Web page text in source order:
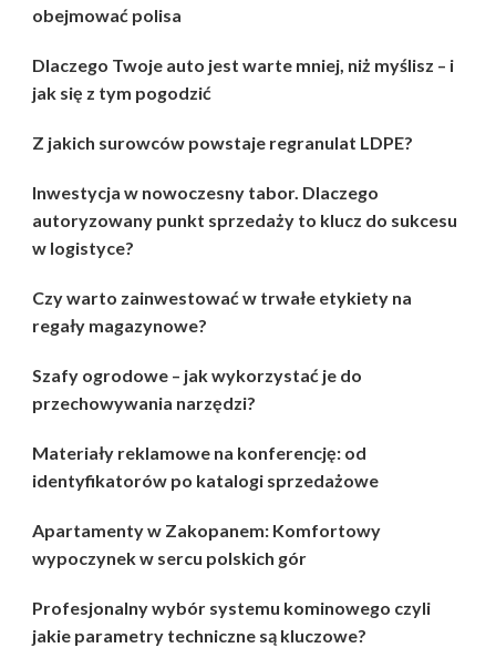
obejmować polisa
Dlaczego Twoje auto jest warte mniej, niż myślisz – i
jak się z tym pogodzić
Z jakich surowców powstaje regranulat LDPE?
Inwestycja w nowoczesny tabor. Dlaczego
autoryzowany punkt sprzedaży to klucz do sukcesu
w logistyce?
Czy warto zainwestować w trwałe etykiety na
regały magazynowe?
Szafy ogrodowe – jak wykorzystać je do
przechowywania narzędzi?
Materiały reklamowe na konferencję: od
identyfikatorów po katalogi sprzedażowe
Apartamenty w Zakopanem: Komfortowy
wypoczynek w sercu polskich gór
Profesjonalny wybór systemu kominowego czyli
jakie parametry techniczne są kluczowe?